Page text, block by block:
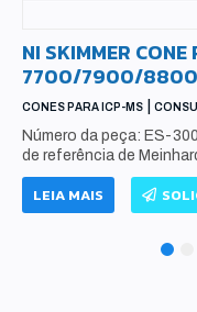
NI SKIMMER
7700/7900/8800
CONES PARA ICP-MS
Número da peça: ES-
de referência de
LEIA MAIS
4